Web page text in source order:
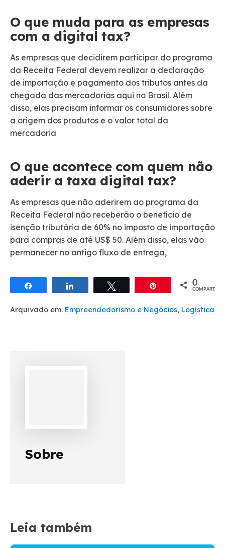
O que muda para as empresas
com a digital tax?
As empresas que decidirem participar do programa
da Receita Federal devem realizar a declaração
de importação e pagamento dos tributos antes da
chegada das mercadorias aqui no Brasil. Além
disso, elas precisam informar os consumidores sobre
a origem dos produtos e o valor total da
mercadoria
O que acontece com quem não
aderir a taxa digital tax?
As empresas que não aderirem ao programa da
Receita Federal não receberão o benefício de
isenção tributária de 60% no imposto de importação
para compras de até US$ 50. Além disso, elas vão
permanecer no antigo fluxo de entrega,
Compartilhar Compartilhar 0
COMPART.
Arquivado em: Empreendedorismo e Negócios, Logística
Sobre
Leia também